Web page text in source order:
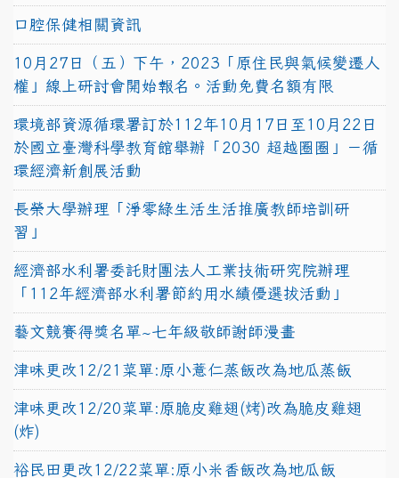
口腔保健相關資訊
10月27日（五）下午，2023「原住民與氣候變遷人
權」線上研討會開始報名。活動免費名額有限
環境部資源循環署訂於112年10月17日至10月22日
於國立臺灣科學教育館舉辦「2030 超越圈圈」－循
環經濟新創展活動
長榮大學辦理「淨零綠生活生活推廣教師培訓研
習」
經濟部水利署委託財團法人工業技術研究院辦理
「112年經濟部水利署節約用水績優選拔活動」
藝文競賽得獎名單~七年級敬師謝師漫畫
津味更改12/21菜單:原小薏仁蒸飯改為地瓜蒸飯
津味更改12/20菜單:原脆皮雞翅(烤)改為脆皮雞翅
(炸)
裕民田更改12/22菜單:原小米香飯改為地瓜飯